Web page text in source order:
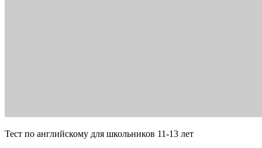
Тест по английскому для школьников 11-13 лет